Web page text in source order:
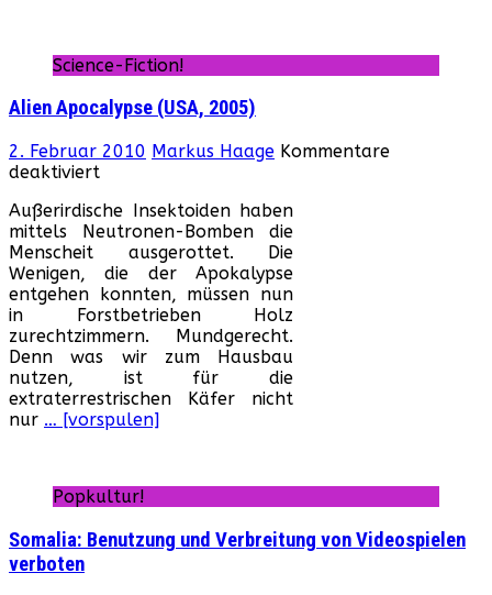
Science-Fiction!
Alien Apocalypse (USA, 2005)
2. Februar 2010 Markus Haage Kommentare
deaktiviertfür
Apocalypse
(USA,
2005)
Außerirdische Insektoiden haben
mittels Neutronen-Bomben die
Menscheit ausgerottet. Die
Wenigen, die der Apokalypse
entgehen konnten, müssen nun
in Forstbetrieben Holz
zurechtzimmern. Mundgerecht.
Denn was wir zum Hausbau
nutzen, ist für die
extraterrestrischen Käfer nicht
nur … [vorspulen]
Popkultur!
Somalia: Benutzung und Verbreitung von Videospielen
verboten